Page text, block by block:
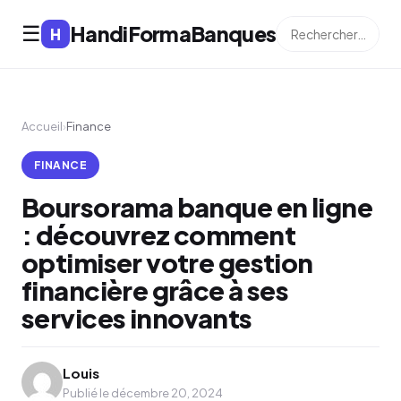
☰ H HandiFormaBanques
Accueil›Finance
FINANCE
Boursorama banque en ligne
: découvrez comment
optimiser votre gestion
financière grâce à ses
services innovants
Louis
Publié le décembre 20, 2024